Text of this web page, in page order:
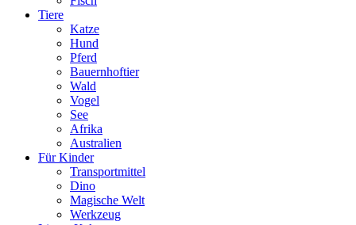
Tiere
Katze
Hund
Pferd
Bauernhoftier
Wald
Vogel
See
Afrika
Australien
Für Kinder
Transportmittel
Dino
Magische Welt
Werkzeug